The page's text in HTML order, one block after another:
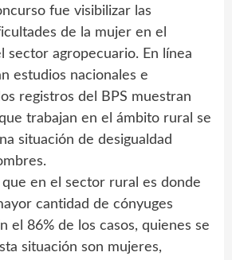
fue visibilizar las
de la mujer en el
sector agropecuario. En línea
estudios nacionales e
registros del BPS muestran
trabajan en el ámbito rural se
situación de desigualdad
que en el sector rural es donde
cantidad de cónyuges
el 86% de los casos, quienes se
situación son mujeres,